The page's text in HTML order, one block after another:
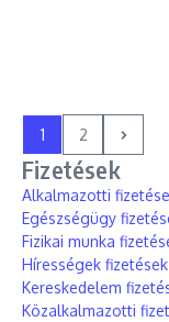
1 2
Fizetések
Alkalmazotti
Egészségügy
Fizikai munka
Hírességek fizetések
Kereskedelem
Közalkalmazotti